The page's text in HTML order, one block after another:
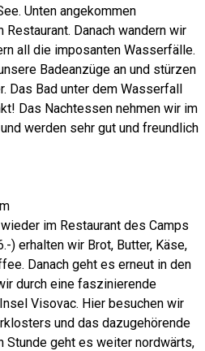
Unten angekommen
Danach wandern wir
all die imposanten Wasserfälle.
Badeanzüge an und stürzen
Das Bad unter dem Wasserfall
Das Nachtessen nehmen wir im
werden sehr gut und freundlich
im Restaurant des Camps
) erhalten wir Brot, Butter, Käse,
Danach geht es erneut in den
durch eine faszinierende
Visovac. Hier besuchen wir
und das dazugehörende
Stunde geht es weiter nordwärts,